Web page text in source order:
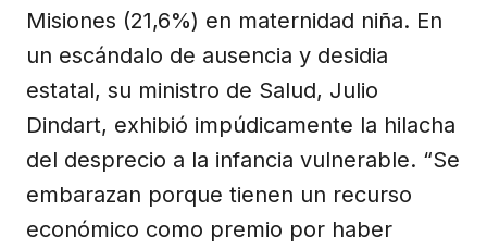
Misiones (21,6%) en maternidad niña. En
un escándalo de ausencia y desidia
estatal, su ministro de Salud, Julio
Dindart, exhibió impúdicamente la hilacha
del desprecio a la infancia vulnerable. “Se
embarazan porque tienen un recurso
económico como premio por haber